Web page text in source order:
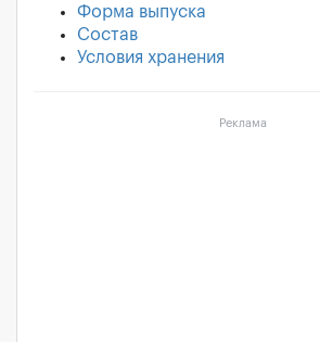
Форма выпуска
Состав
Условия хранения
Реклама